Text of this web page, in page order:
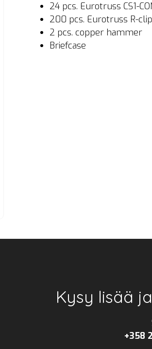
24 pcs. Eurotruss CS1-
200 pcs. Eurotruss R-clip
2 pcs. copper hammer
Briefcase
Kysy lisää
+358